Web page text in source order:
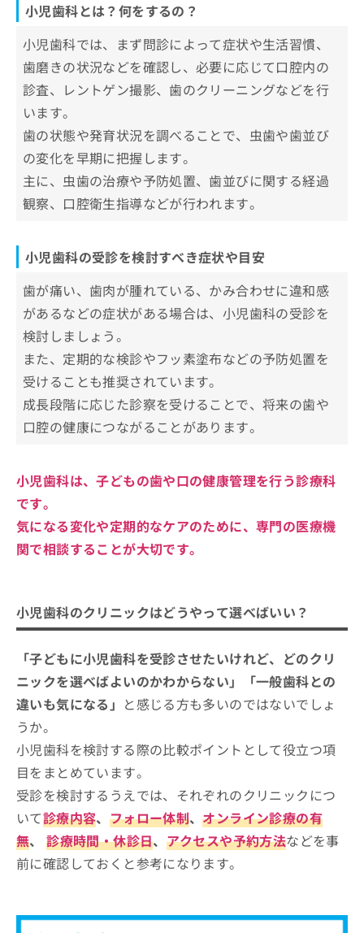
なんばエッセ歯科小児歯科クリニック
YUMI Kids Dental Clinic
南森町カツベ・こども矯正歯科
新町なみき通り歯科
たじり歯科クリニック
ちかファミリー歯科+Kids
【小児歯科について】これを知ってから小児歯
小児歯科とは？対応できる年齢や治療
対象となる年齢
虫歯の治療と予防
歯並びやかみ合わせのチェック
歯肉や口腔内のトラブル
口腔衛生指導
小児歯科と一般歯科との違いは？受診
のメリットも紹介
対象年齢の違い
診療内容の違い
子どもへの配慮
予防への取り組み
小児歯科での初診で必要なものとは？
健康保険証
母子手帳
普段使用しているケア用品
小児歯科に関するよくある質問10選！
まとめ：大阪市の小児歯科におすすめの歯科ク
小児歯科とは？何をするの？
小児歯科では、まず問診によって症状や生活習慣、
歯磨きの状況などを確認し、必要に応じて口腔内の
診査、レントゲン撮影、歯のクリーニングなどを行
います。
歯の状態や発育状況を調べることで、虫歯や歯並び
の変化を早期に把握します。
主に、虫歯の治療や予防処置、歯並びに関する経過
観察、口腔衛生指導などが行われます。
小児歯科の受診を検討すべき症状や目安
歯が痛い、歯肉が腫れている、かみ合わせに違和感
があるなどの症状がある場合は、小児歯科の受診を
検討しましょう。
また、定期的な検診やフッ素塗布などの予防処置を
受けることも推奨されています。
成長段階に応じた診察を受けることで、将来の歯や
口腔の健康につながることがあります。
小児歯科は、子どもの歯や口の健康管理を行う診療科
です。
気になる変化や定期的なケアのために、専門の医療機
関で相談することが大切です。
小児歯科のクリニックはどうやって選べばいい？
「子どもに小児歯科を受診させたいけれど、どのクリ
ニックを選べばよいのかわからない」「一般歯科との
違いも気になる」 と感じる方も多いのではないでしょ
うか。
小児歯科を検討する際の比較ポイントとして役立つ項
目をまとめています。
受診を検討するうえでは、それぞれのクリニックにつ
いて診療内容、 フォロー体制、オンライン診療の有
無、診療時間・休診日、 アクセスや予約方法などを事
前に確認しておくと参考になります。